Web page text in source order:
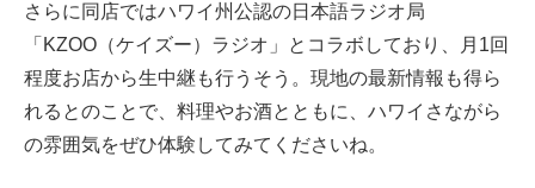
さらに同店ではハワイ州公認の日本語ラジオ局
「KZOO（ケイズー）ラジオ」とコラボしており、月1回
程度お店から生中継も行うそう。現地の最新情報も得ら
れるとのことで、料理やお酒とともに、ハワイさながら
の雰囲気をぜひ体験してみてくださいね。